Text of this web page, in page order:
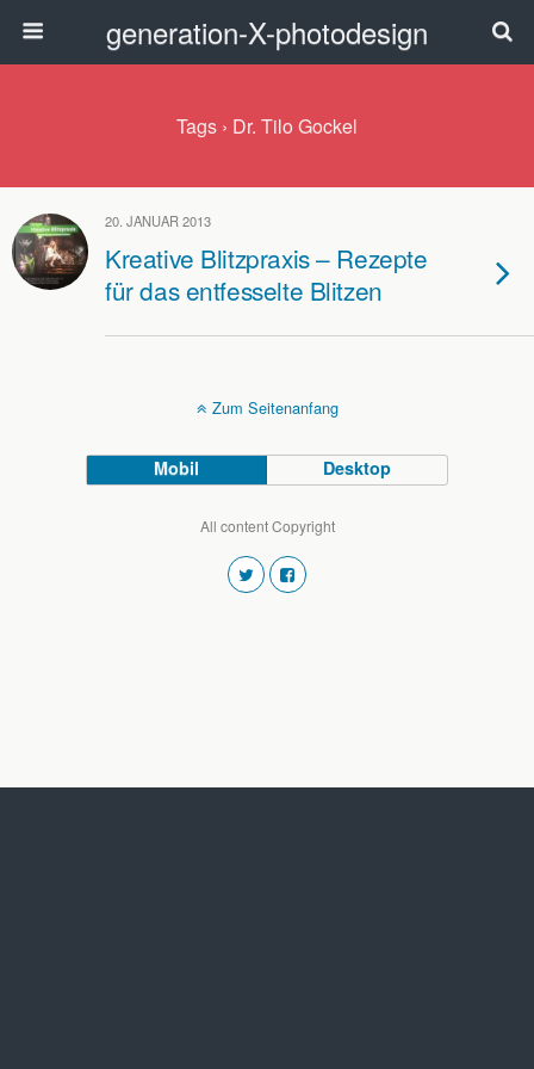
generation-X-photodesign
Tags › Dr. Tilo Gockel
20. JANUAR 2013
Kreative Blitzpraxis – Rezepte
für das entfesselte Blitzen
Zum Seitenanfang
Mobil Desktop
All content Copyright